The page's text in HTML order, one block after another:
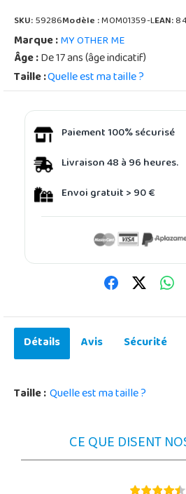
SKU:59286Modèle :MOM01359-LEAN:
Marque :MY OTHER ME
Âge :De 17 ans (âge indicatif)
Taille :Quelle est ma taille ?
Paiement 100% sécurisé
Livraison 48 à 96 heures.
Envoi gratuit > 90 €
Détails Avis Sécurité
Taille :Quelle est ma taille ?
CE QUE DISENT